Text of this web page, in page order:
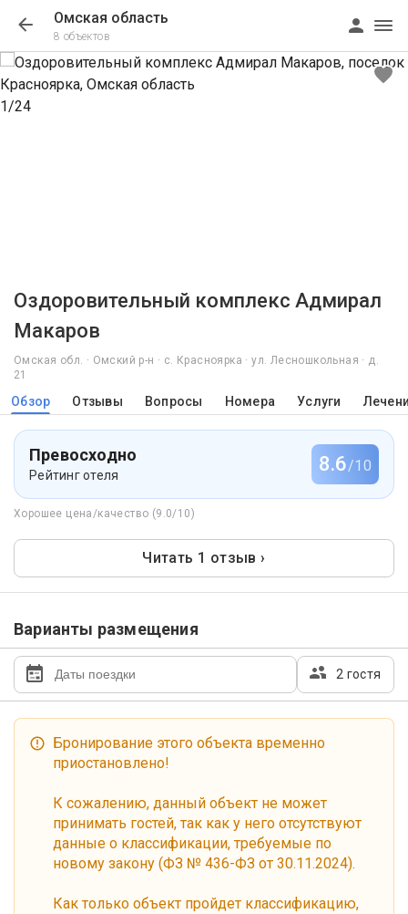
Омская область
8 объектов
1/24
Оздоровительный комплекс Адмирал
Макаров
Омская обл. · Омский р-н · с. Красноярка · ул. Лесношкольная · д.
21
Обзор Отзывы Вопросы Номера Услуги
Превосходно
Рейтинг отеля 8.6/10
Хорошее цена/качество (9.0/10)
Читать 1 отзыв ›
Варианты размещения
2 гостя
Бронирование этого объекта временно
приостановлено!
К сожалению, данный объект не может
принимать гостей, так как у него отсутствуют
данные о классификации, требуемые по
новому закону (ФЗ № 436-ФЗ от 30.11.2024).
Как только объект пройдет классификацию,